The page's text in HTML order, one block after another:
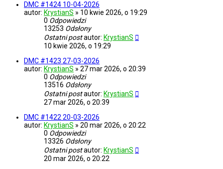
DMC #1424 10-04-2026
autor: KrystianS » 10 kwie 2026, o 19:29
0 Odpowiedzi
13253 Odsłony
Ostatni postautor: KrystianS
10 kwie 2026, o 19:29
DMC #1423 27-03-2026
autor: KrystianS » 27 mar 2026, o 20:39
0 Odpowiedzi
13516 Odsłony
Ostatni postautor: KrystianS
27 mar 2026, o 20:39
DMC #1422 20-03-2026
autor: KrystianS » 20 mar 2026, o 20:22
0 Odpowiedzi
13326 Odsłony
Ostatni postautor: KrystianS
20 mar 2026, o 20:22